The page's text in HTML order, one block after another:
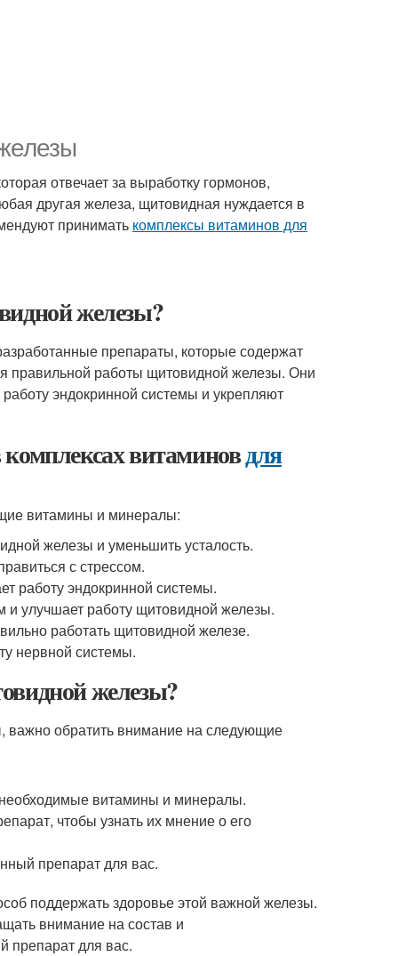
отвечает за выработку гормонов,
другая железа, щитовидная нуждается в
принимать комплексы витаминов для
железы?
препараты, которые содержат
работы щитовидной железы. Они
эндокринной системы и укрепляют
витаминовдля
витамины и минералы:
железы и уменьшить усталость.
с стрессом.
работу эндокринной системы.
и улучшает работу щитовидной железы.
работать щитовидной железе.
нервной системы.
железы?
обратить внимание на следующие
необходимые витамины и минералы.
чтобы узнать их мнение о его
препарат для вас.
поддержать здоровье этой важной железы.
внимание на состав и
препарат для вас.